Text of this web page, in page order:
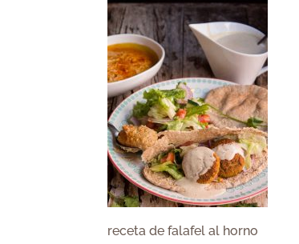
receta de falafel al horno